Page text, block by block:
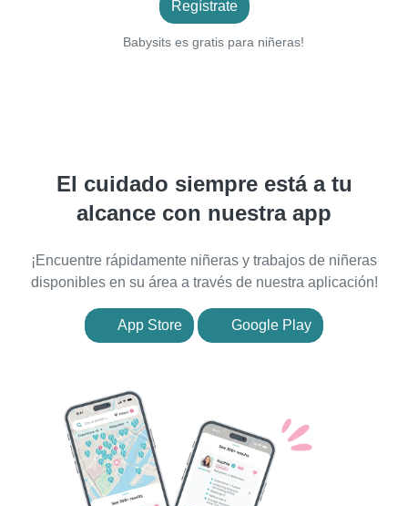
Regístrate
Babysits es gratis para niñeras!
El cuidado siempre está a tu
alcance con nuestra app
¡Encuentre rápidamente niñeras y trabajos de niñeras
disponibles en su área a través de nuestra aplicación!
App Store Google Play